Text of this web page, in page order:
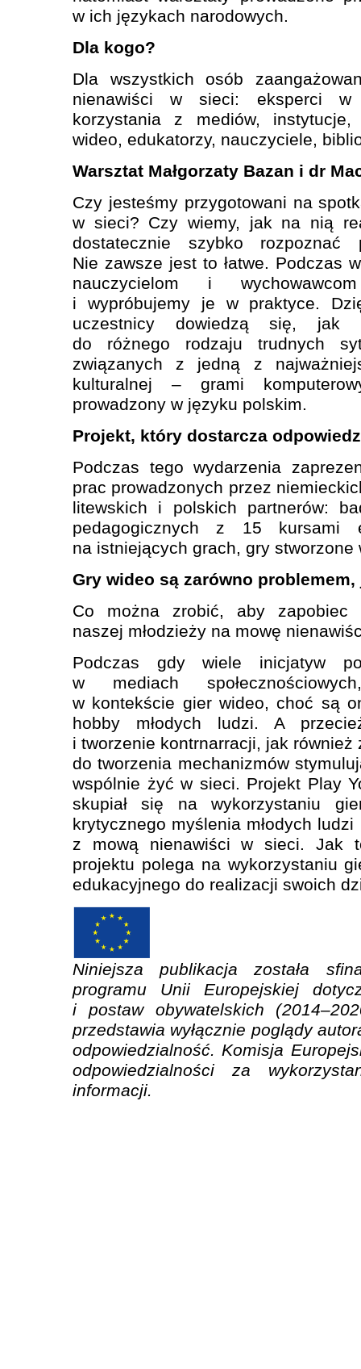
w ich językach narodowych.
Dla kogo?
Dla wszystkich osób
nienawiści w sieci: eksperci w
korzystania z mediów,
wideo, edukatorzy, nauczyciele,
Warsztat Małgorzaty Bazan i dr
Czy jesteśmy przygotowani na
w sieci? Czy wiemy, jak na nią
dostatecznie szybko rozpoznać
Nie zawsze jest to łatwe. Podczas
nauczycielom i
i wypróbujemy je w praktyce.
uczestnicy dowiedzą się, jak
do różnego rodzaju trudnych
związanych z jedną z
kulturalnej – grami
prowadzony w języku polskim.
Projekt, który dostarcza
Podczas tego wydarzenia
prac prowadzonych przez
litewskich i polskich partnerów:
pedagogicznych z 15 kursami
na istniejących grach, gry stworzone
Gry wideo są zarówno
Co można zrobić, aby zapobiec
naszej młodzieży na mowę
Podczas gdy wiele inicjatyw
w mediach
w kontekście gier wideo, choć są
hobby młodych ludzi. A
i tworzenie kontrnarracji, jak również
do tworzenia mechanizmów
wspólnie żyć w sieci. Projekt Play
skupiał się na wykorzystaniu
krytycznego myślenia młodych
z mową nienawiści w sieci. Jak
projektu polega na wykorzystaniu
edukacyjnego do realizacji swoich
Niniejsza publikacja została
programu Unii Europejskiej
i postaw obywatelskich
przedstawia wyłącznie poglądy
odpowiedzialność. Komisja
odpowiedzialności za
informacji.